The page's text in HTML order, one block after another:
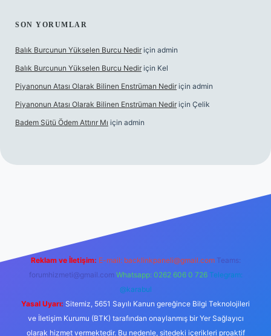
SON YORUMLAR
Balık Burcunun Yükselen Burcu Nedir için admin
Balık Burcunun Yükselen Burcu Nedir için Kel
Piyanonun Atası Olarak Bilinen Enstrüman Nedir için admin
Piyanonun Atası Olarak Bilinen Enstrüman Nedir için Çelik
Badem Sütü Ödem Attırır Mı için admin
Reklam ve İletişim: E-mail: backlinkpaneli@gmail.com Teams:
forumhizmeti@gmail.com Whatsapp: 0262 606 0 726 Telegram:
@karabul
Yasal Uyarı: Sitemiz, 5651 Sayılı Kanun gereğince Bilgi Teknolojileri
ve İletişim Kurumu (BTK) tarafından onaylanmış bir Yer Sağlayıcı
olarak hizmet vermektedir. Bu nedenle, sitedeki içerikleri proaktif